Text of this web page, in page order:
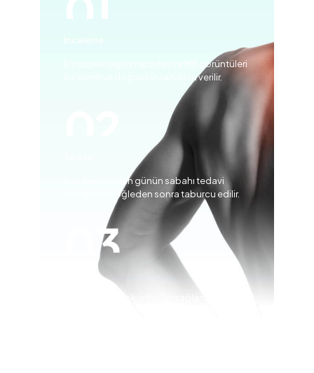
İnceleme
Elinizdeki teşhis raporları ve MR görüntüleri
incelenir ve doğrudan randevu verilir.
Randevu verilen günün sabahı tedavi
tamamlanır, öğleden sonra taburcu edilir.